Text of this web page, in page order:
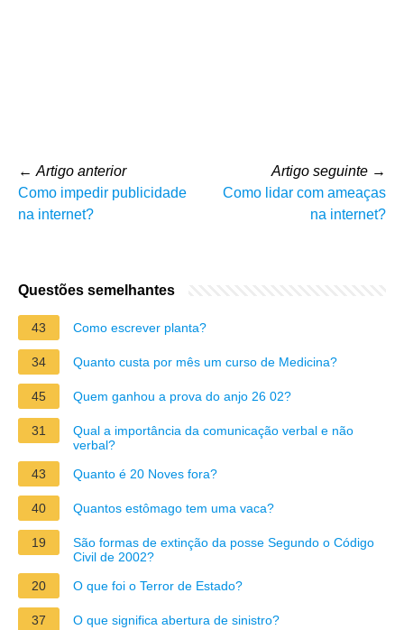
← Artigo anterior
Como impedir publicidade
na internet?
Artigo seguinte →
Como lidar com ameaças
na internet?
Questões semelhantes
43 Como escrever planta?
34 Quanto custa por mês um curso de Medicina?
45 Quem ganhou a prova do anjo 26 02?
31
Qual a importância da comunicação verbal e não
verbal?
43
Quanto é 20 Noves fora?
40 Quantos estômago tem uma vaca?
19
São formas de extinção da posse Segundo o Código
Civil de 2002?
20
O que foi o Terror de Estado?
37 O que significa abertura de sinistro?